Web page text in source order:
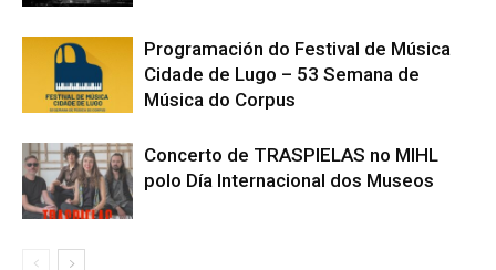
Programación do Festival de Música
Cidade de Lugo – 53 Semana de
Música do Corpus
Concerto de TRASPIELAS no MIHL
polo Día Internacional dos Museos